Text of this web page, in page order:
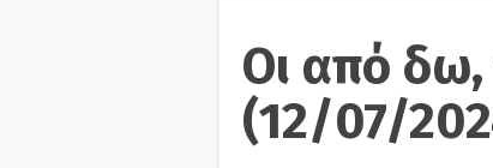
Οι από δω,
(12/07/